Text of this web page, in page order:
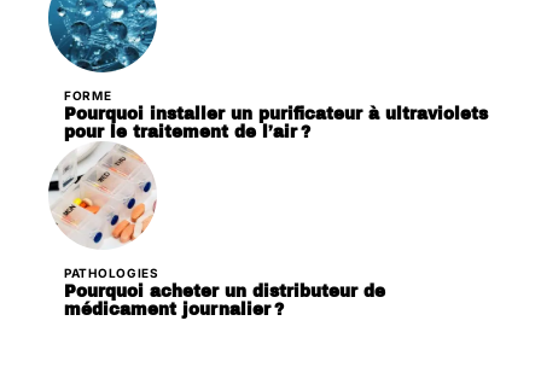
FORME
Pourquoi installer un purificateur à ultraviolets
pour le traitement de l’air ?
PATHOLOGIES
Pourquoi acheter un distributeur de
médicament journalier ?